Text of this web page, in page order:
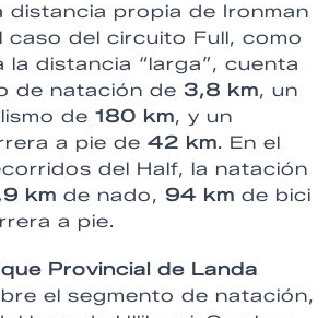
distancia propia de Ironman
caso del circuito Full, como
la distancia “larga”, cuenta
de natación de 3,8 km, un
de 180 km, y un
a pie de 42 km. En el
del Half, la natación
km de nado, 94 km de bici
a pie.
Provincial de Landa
el segmento de natación,